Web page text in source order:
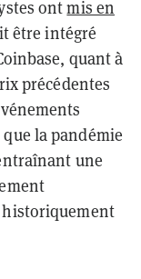
ontmis en
être intégré
quant à
précédentes
la pandémie
une
historiquement